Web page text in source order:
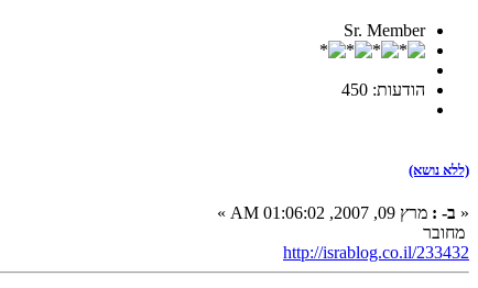
Sr. Member
הודעות: 450
(ללא נושא)
« ב- : מרץ 09, 2007, 01:06:02 AM »
מחובר
http://israblog.co.il/233432